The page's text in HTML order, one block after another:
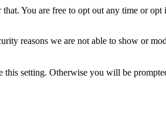
You are free to opt out any time or opt
reasons we are not able to show or
setting. Otherwise you will be